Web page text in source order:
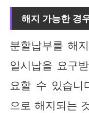
해지 가능한 경
분할납부를 해
일시납을 요구
요할 수 있습니
으로 해지되는